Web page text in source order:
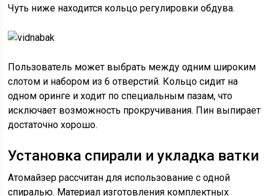
Чуть ниже находится кольцо регулировки обдува.
Пользователь может выбрать между одним широким
слотом и набором из 6 отверстий. Кольцо сидит на
одном оринге и ходит по специальным пазам, что
исключает возможность прокручивания. Пин выпирает
достаточно хорошо.
Установка спирали и укладка ватки
Атомайзер рассчитан для использование с одной
спиралью. Материал изготовления комплектных